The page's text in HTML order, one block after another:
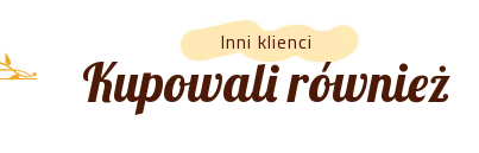
Inni klienci
Kupowali również